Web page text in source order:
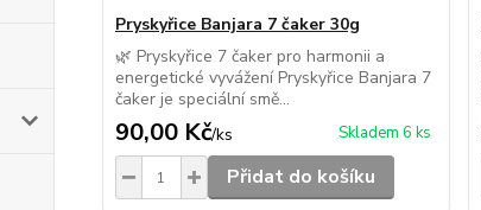
Pryskyřice Banjara 7 čaker 30g
🌿 Pryskyřice 7 čaker pro harmonii a
energetické vyvážení Pryskyřice Banjara 7
čaker je speciální smě...
90,00 Kč/ks Skladem 6 ks
Přidat do košíku